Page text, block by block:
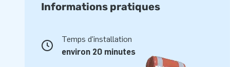
- Couleur inaltérable
Par ailleurs, JB est convaincu de sa haute qualité et pour
5 ans pour tous ses châteaux et attractions gonflables.
durée de vie pour toutes vos structures gonflables.
Informations pratiques
Temps d'installation
environ 20 minutes